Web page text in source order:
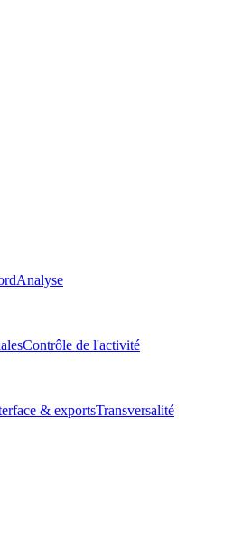
Analyse
Contrôle de l'activité
& exportsTransversalité